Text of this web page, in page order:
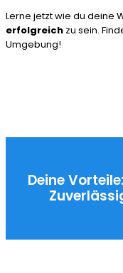
Lerne jetzt wie du deine
erfolgreich zu sein.
Umgebung!
Deine Vorteile: